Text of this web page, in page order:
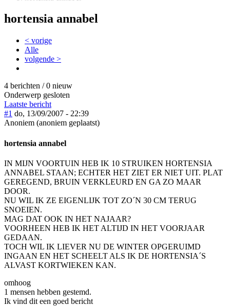
hortensia annabel
< vorige
Alle
volgende >
4 berichten / 0 nieuw
Onderwerp gesloten
Laatste bericht
#1 do, 13/09/2007 - 22:39
Anoniem (anoniem geplaatst)
hortensia annabel
IN MIJN VOORTUIN HEB IK 10 STRUIKEN HORTENSIA
ANNABEL STAAN; ECHTER HET ZIET ER NIET UIT. PLAT
GEREGEND, BRUIN VERKLEURD EN GA ZO MAAR
DOOR.
NU WIL IK ZE EIGENLIJK TOT ZO´N 30 CM TERUG
SNOEIEN.
MAG DAT OOK IN HET NAJAAR?
VOORHEEN HEB IK HET ALTIJD IN HET VOORJAAR
GEDAAN.
TOCH WIL IK LIEVER NU DE WINTER OPGERUIMD
INGAAN EN HET SCHEELT ALS IK DE HORTENSIA´S
ALVAST KORTWIEKEN KAN.
omhoog
1 mensen hebben gestemd.
Ik vind dit een goed bericht